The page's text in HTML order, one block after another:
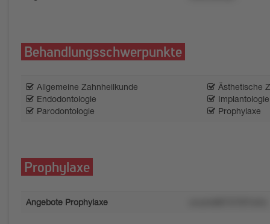
Behandlungsschwerpunkte
Allgemeine Zahnheilkunde Ästhetische
Endodontologie
Implantologie
Parodontologie
Prophylaxe
Prophylaxe
Angebote Prophylaxe